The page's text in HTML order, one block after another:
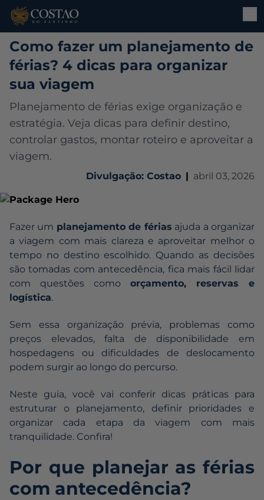
Como fazer um planejamento de
férias? 4 dicas para organizar
sua viagem
Planejamento de férias exige organização e
estratégia. Veja dicas para definir destino,
controlar gastos, montar roteiro e aproveitar a
viagem.
Divulgação: Costao | abril 03, 2026
Fazer um planejamento de férias ajuda a organizar
a viagem com mais clareza e aproveitar melhor o
tempo no destino escolhido. Quando as decisões
são tomadas com antecedência, fica mais fácil lidar
com questões como orçamento, reservas e
logística.
Sem essa organização prévia, problemas como
preços elevados, falta de disponibilidade em
hospedagens ou dificuldades de deslocamento
podem surgir ao longo do percurso.
Neste guia, você vai conferir dicas práticas para
estruturar o planejamento, definir prioridades e
organizar cada etapa da viagem com mais
tranquilidade. Confira!
Por que planejar as férias
com antecedência?